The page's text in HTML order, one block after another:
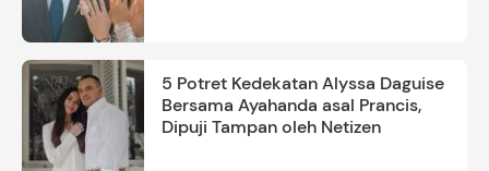
5 Potret Kedekatan Alyssa Daguise
Bersama Ayahanda asal Prancis,
Dipuji Tampan oleh Netizen